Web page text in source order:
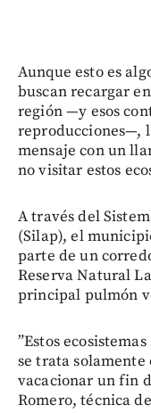
Aunque esto es
buscan recargar
región —y esos
reproducciones—,
mensaje con un
no visitar estos
A través del
(Silap), el
parte de un
Reserva Natural
principal pulmón
”Estos
se trata
vacacionar un fin
Romero, técnica